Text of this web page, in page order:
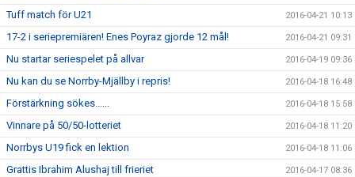
Tuff match för U21 2016-04-21 10:13
17-2 i seriepremiären! Enes Poyraz gjorde 12 mål! 2016-04-21 09:31
Nu startar seriespelet på allvar 2016-04-19 09:36
Nu kan du se Norrby-Mjällby i repris! 2016-04-18 16:48
Förstärkning sökes...... 2016-04-18 15:58
Vinnare på 50/50-lotteriet 2016-04-18 11:20
Norrbys U19 fick en lektion 2016-04-18 11:06
Grattis Ibrahim Alushaj till frieriet 2016-04-17 08:36